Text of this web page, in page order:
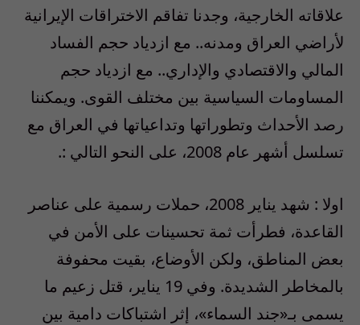
علاقاته الخارجية، وجدنا تفاقم الاختراقات الإيرانية
لأراضي العراق ومدنه.. مع ازدياد حجم الفساد
المالي والاقتصادي والإداري.. مع ازدياد حجم
المساومات السياسية بين مختلف القوى. ويمكننا
رصد الأحداث وتطوراتها وتداعياتها في العراق مع
تسلسل أشهر عام 2008، على النحو التالي :.
اولا : شهد يناير 2008، حملات رسمية على عناصر
القاعدة، فطرأت ثمة تحسينات على الأمن في
بعض المناطق، ولكن الأوضاع، بقيت محفوفة
بالمخاطر الشديدة. وفي 19 يناير، قتل زعيم ما
يسمى بـ«جند السماء»، إثر اشتباكات دامية بين